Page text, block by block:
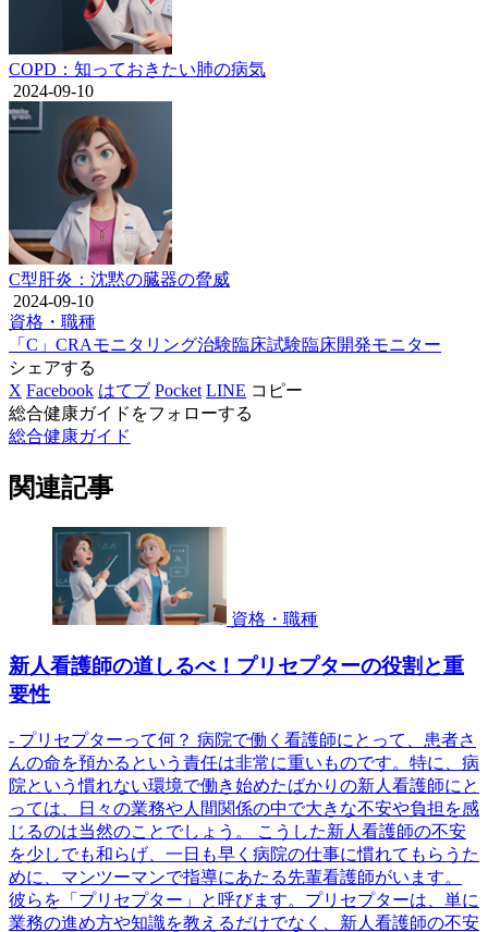
COPD：知っておきたい肺の病気
2024-09-10
C型肝炎：沈黙の臓器の脅威
2024-09-10
資格・職種
「C」 CRAモニタリング治験臨床試験臨床開発モニター
シェアする
X Facebook はてブ Pocket LINE コピー
総合健康ガイドをフォローする
総合健康ガイド
関連記事
資格・職種
新人看護師の道しるべ！プリセプターの役割と重
要性
- プリセプターって何？ 病院で働く看護師にとって、患者さ
んの命を預かるという責任は非常に重いものです。特に、病
院という慣れない環境で働き始めたばかりの新人看護師にと
っては、日々の業務や人間関係の中で大きな不安や負担を感
じるのは当然のことでしょう。 こうした新人看護師の不安
を少しでも和らげ、一日も早く病院の仕事に慣れてもらうた
めに、マンツーマンで指導にあたる先輩看護師がいます。
彼らを「プリセプター」と呼びます。プリセプターは、単に
業務の進め方や知識を教えるだけでなく、新人看護師の不安